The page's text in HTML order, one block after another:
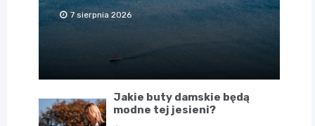
7 sierpnia 2026
Jakie buty damskie będą
modne tej jesieni?